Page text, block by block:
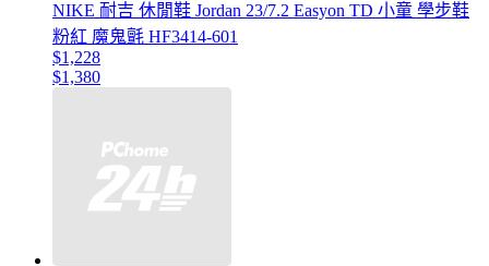
NIKE 耐吉 休閒鞋 Jordan 23/7.2 Easyon TD 小童 學步鞋
粉紅 魔鬼氈 HF3414-601
$1,228
$1,380